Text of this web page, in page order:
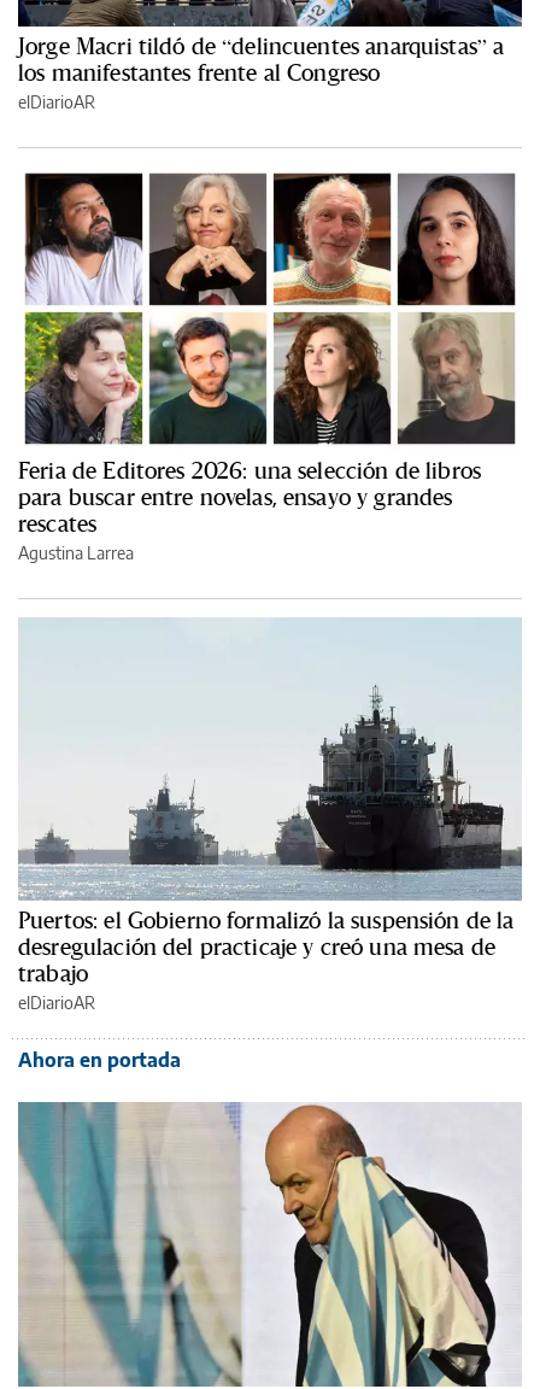
Jorge Macri tildó de “delincuentes anarquistas” a
los manifestantes frente al Congreso
elDiarioAR
Feria de Editores 2026: una selección de libros
para buscar entre novelas, ensayo y grandes
rescates
Agustina Larrea
Puertos: el Gobierno formalizó la suspensión de la
desregulación del practicaje y creó una mesa de
trabajo
elDiarioAR
Ahora en portada